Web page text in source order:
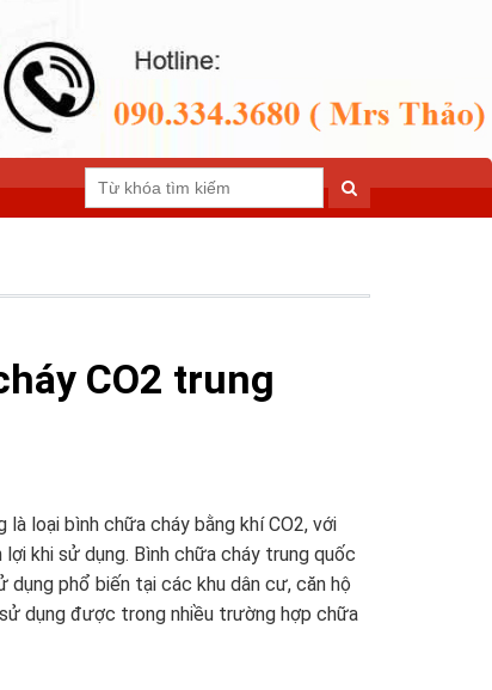
CO2 trung
là loại bình chữa cháy bằng khí CO2, với
khi sử dụng. Bình chữa cháy trung quốc
phổ biến tại các khu dân cư, căn hộ
dụng được trong nhiều trường hợp chữa